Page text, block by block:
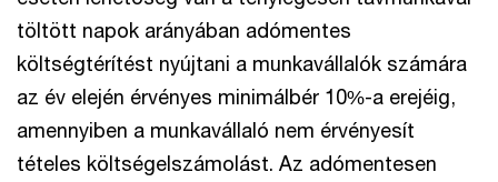
töltött napok arányában adómentes
költségtérítést nyújtani a munkavállalók számára
az év elején érvényes minimálbér 10%-a erejéig,
amennyiben a munkavállaló nem érvényesít
tételes költségelszámolást. Az adómentesen